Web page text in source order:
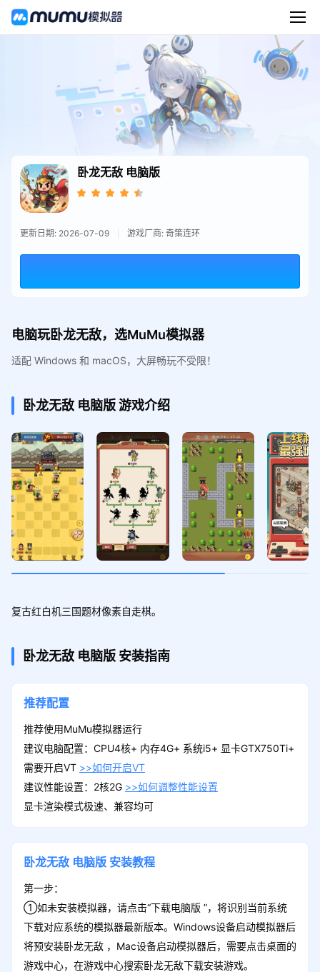
卧龙无敌 电脑版
更新日期: 2026-07-09 游戏厂商: 奇策连环
电脑玩卧龙无敌，选MuMu模拟器
适配 Windows 和 macOS，大屏畅玩不受限！
卧龙无敌 电脑版游戏介绍
复古红白机三国题材像素自走棋。
卧龙无敌 电脑版 安装指南
推荐配置
推荐使用MuMu模拟器运行
建议电脑配置：CPU4核+ 内存4G+ 系统i5+ 显卡GTX750Ti+
需要开启VT >>如何开启VT
建议性能设置：2核2G >>如何调整性能设置
显卡渲染模式极速、兼容均可
卧龙无敌 电脑版 安装教程
第一步：
①如未安装模拟器，请点击“下载电脑版 ”，将识别当前系统
下载对应系统的模拟器最新版本。Windows设备启动模拟器后
将预安装卧龙无敌 ，Mac设备启动模拟器后，需要点击桌面的
游戏中心，在游戏中心搜索卧龙无敌下载安装游戏。